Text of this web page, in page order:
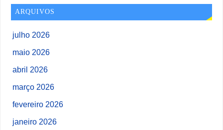
ARQUIVOS
julho 2026
maio 2026
abril 2026
março 2026
fevereiro 2026
janeiro 2026